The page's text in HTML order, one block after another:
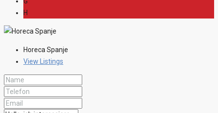
H
Horeca Spanje
View Listings